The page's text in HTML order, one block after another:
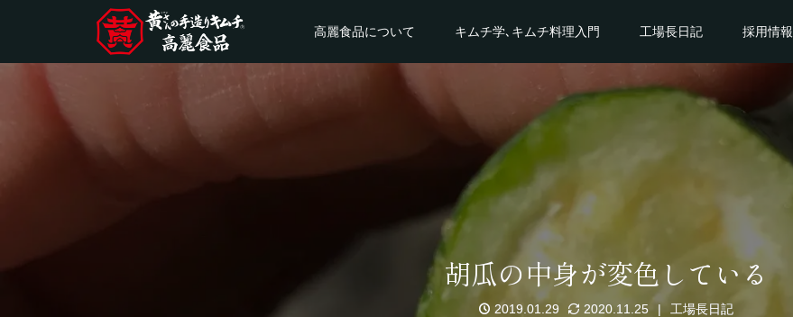
高麗食品について キムチ学､キムチ料理入門 工場長日記 採用情報
胡瓜の中身が変色している
2019.01.29 2020.11.25 工場長日記